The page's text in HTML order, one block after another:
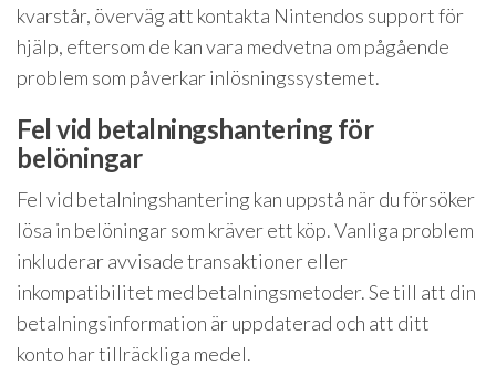
kvarstår, överväg att kontakta Nintendos support för
hjälp, eftersom de kan vara medvetna om pågående
problem som påverkar inlösningssystemet.
Fel vid betalningshantering för
belöningar
Fel vid betalningshantering kan uppstå när du försöker
lösa in belöningar som kräver ett köp. Vanliga problem
inkluderar avvisade transaktioner eller
inkompatibilitet med betalningsmetoder. Se till att din
betalningsinformation är uppdaterad och att ditt
konto har tillräckliga medel.